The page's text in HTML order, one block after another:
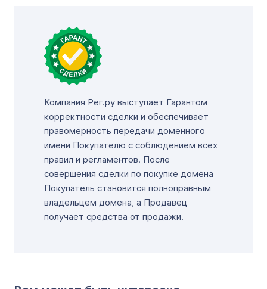
Компания Рег.ру выступает Гарантом
корректности сделки и обеспечивает
правомерность передачи доменного
имени Покупателю с соблюдением всех
правил и регламентов. После
совершения сделки по покупке домена
Покупатель становится полноправным
владельцем домена, а Продавец
получает средства от продажи.